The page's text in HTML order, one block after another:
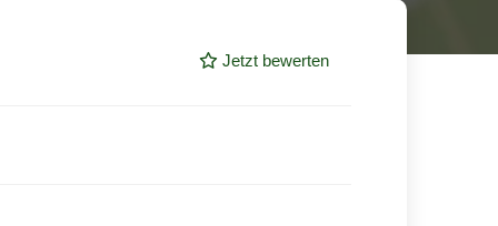
Jetzt bewerten